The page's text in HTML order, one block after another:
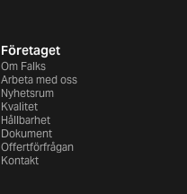
Företaget
Om Falks
Arbeta med oss
Nyhetsrum
Kvalitet
Hållbarhet
Dokument
Offertförfrågan
Kontakt